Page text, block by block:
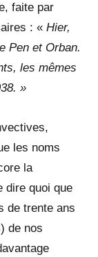
faite par
: « Hier,
Pen et Orban.
les mêmes
»
les noms
la
dire quoi que
de trente ans
de nos